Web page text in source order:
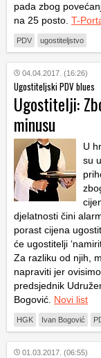
pada zbog
na 25 posto. T-
PDV ugostiteljstvo
04.04.2017. (16:26)
Ugostiteljski PDV blues
Ugostitelji:
minusu
U
su
djelatnosti čini
porast cijena
će ugostitelji
Za razliku od njih,
napraviti jer
predsjednik
Bogović. Novi list
HGK Ivan Bogović
01.03.2017. (06:55)